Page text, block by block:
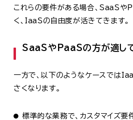
これらの要件がある場合、SaaSや
く、IaaSの自由度が活きてきます。
SaaSやPaaSの方が適し
一方で、以下のようなケースでは
さくなります。
標準的な業務で、カスタマイズ要